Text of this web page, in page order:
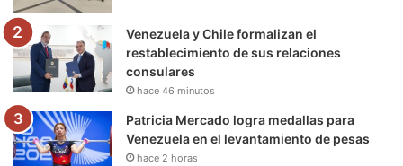
m
Venezuela y Chile formalizan el
restablecimiento de sus relaciones
consulares
hace 46 minutos
Patricia Mercado logra medallas para
Venezuela en el levantamiento de pesas
hace 2 horas